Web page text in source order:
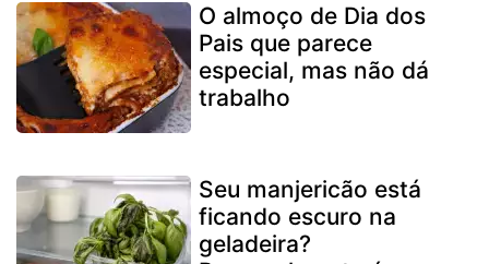
O almoço de Dia dos
Pais que parece
especial, mas não dá
trabalho
Seu manjericão está
ficando escuro na
geladeira?